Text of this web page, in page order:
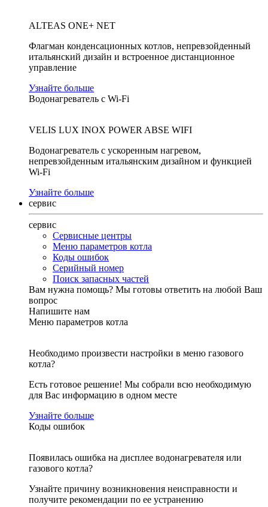
ALTEAS ONE+ NET
Флагман конденсационных котлов, непревзойденный
итальянский дизайн и встроенное дистанционное
управление
Узнайте больше
Водонагреватель с Wi-Fi
VELIS LUX INOX POWER ABSE WIFI
Водонагреватель с ускоренным нагревом,
непревзойденным итальянским дизайном и функцией
Wi-Fi
Узнайте больше
сервис
сервис
Сервисные центры
Меню параметров котла
Коды ошибок
Серийный номер
Поиск запасных частей
Вам нужна помощь? Мы готовы ответить на любой Ваш
вопрос
Напишите нам
Меню параметров котла
Необходимо произвести настройки в меню газового
котла?
Есть готовое решение! Мы собрали всю необходимую
для Вас информацию в одном месте
Узнайте больше
Коды ошибок
Появилась ошибка на дисплее водонагревателя или
газового котла?
Узнайте причину возникновения неисправности и
получите рекомендации по ее устранению